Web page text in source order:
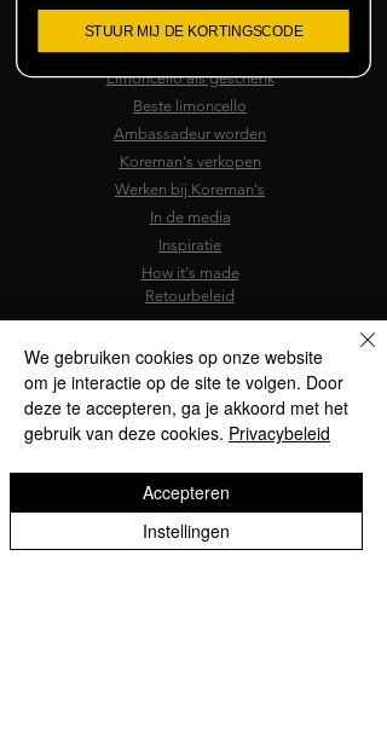
Algemene voorwaarden
Veelgestelde vragen
Limoncello als geschenk
Beste limoncello
Ambassadeur worden
Koreman's verkopen
Werken bij Koreman's
In de media
Inspiratie
How it's made
Retourbeleid
We gebruiken cookies op onze website
om je interactie op de site te volgen. Door
deze te accepteren, ga je akkoord met het
gebruik van deze cookies. Privacybeleid
Instellingen
Accepteren
STUUR MIJ DE KORTINGSCODE